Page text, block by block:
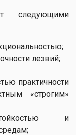
следующими
лезвий;
практичности
«строгим»
и